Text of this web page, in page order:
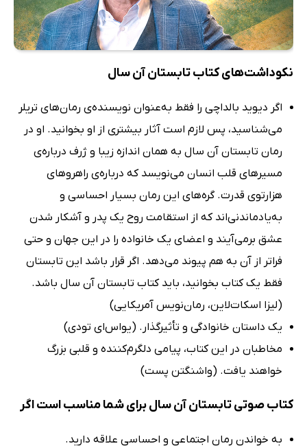
نکوداشت‌های کتاب تابستان آن سال
اگر دیوید بالداچی را فقط به‌عنوان نویسنده‌ی رمان‌های تریلر
می‌شناسید، پس لازم است آثار بیشتری از او بخوانید. او در
رمان تابستان آن سال به همان اندازه زیبا و ژرف درباره‌ی
مسیرهای قلب انسان می‌نویسد که درباره‌ی راهروهای
هزارتوی قدرت. گره‌های این رمان بسیار احساسی و
به‌یادماندنی‌اند که از استقامت روح یک پدر و آشکار شدن
عشق برمی‌آیند و اعضای یک خانواده را در این جهان و حتی
فراتر از آن به هم پیوند می‌دهد. اگر قرار باشد این تابستان
فقط یک کتاب بخوانید، باید کتاب تابستان آن سال باشد.
(لیزا اسکات‌لاین، رمان‌نویس آمریکایی)
یک داستان خانوادگی و تأثیرگذار. (یواس‌ای تودی)
مخاطبان در این کتاب، پیامی دلگرم‌کننده و قلبی بزرگ
خواهند یافت. (واشنگتن پست)
کتاب صوتی تابستان آن سال برای شما مناسب است اگر
به خواندن رمان اجتماعی و احساسی علاقه دارید.